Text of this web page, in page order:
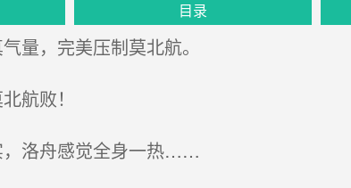
目录
量，完美压制莫北航。
航败！
洛舟感觉全身一热……